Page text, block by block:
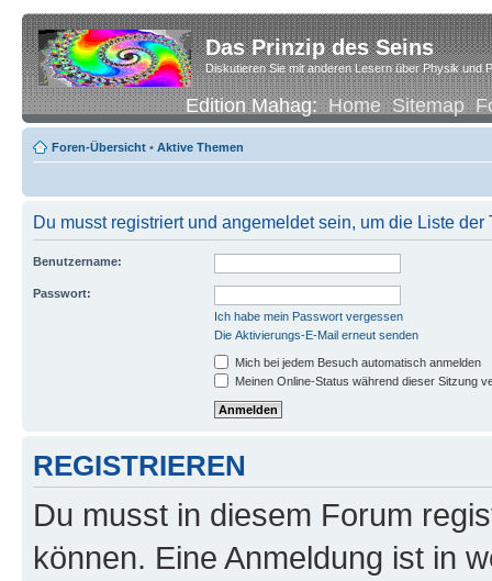
Das Prinzip des Seins
Diskutieren Sie mit anderen Lesern über Physik und
Edition Mahag:Home Sitemap
Foren-Übersicht • Aktive Themen
Du musst registriert und angemeldet sein, um die Liste
Benutzername:
Passwort:
Ich habe mein Passwort vergessen
Die Aktivierungs-E-Mail erneut senden
Mich bei jedem Besuch automatisch anmelden
Meinen Online-Status während dieser Sitzung
REGISTRIEREN
Du musst in diesem Forum
können. Eine Anmeldung ist in